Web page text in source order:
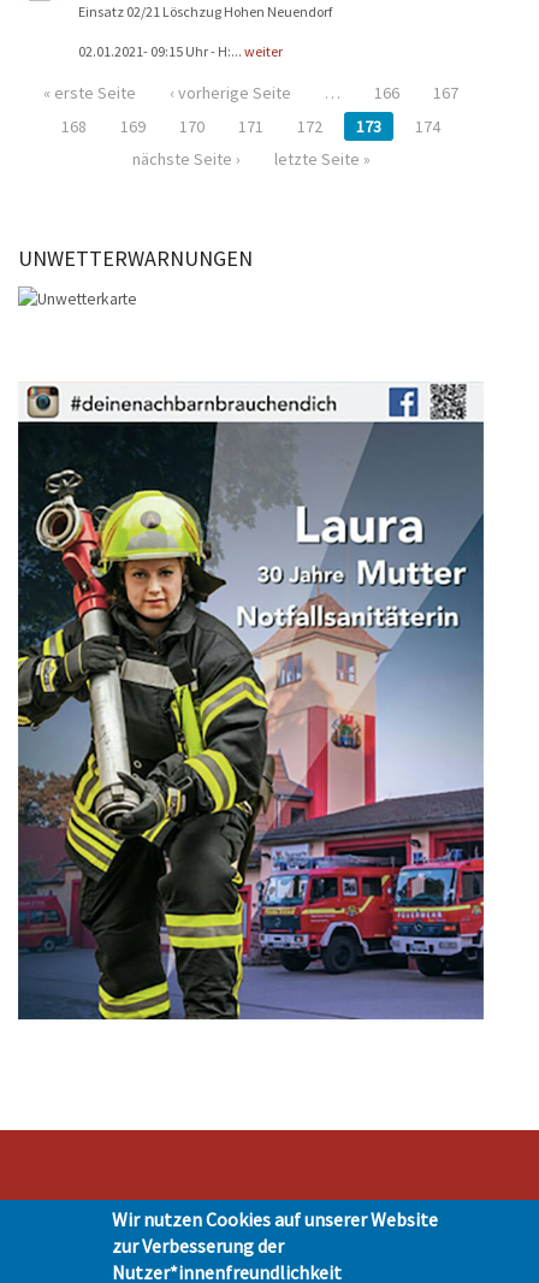
Einsatz 02/21 Löschzug Hohen Neuendorf
02.01.2021- 09:15 Uhr - H:... weiter
« erste Seite ‹ vorherige Seite … 166
167
168
169 170 171 172 173
174
nächste Seite ›
letzte Seite »
UNWETTERWARNUNGEN
Stadt Hohen Neuendorf • Oranienburger Str. 2 • 16540 Hohen Neuendorf •
Telefon 03303-528-0
Impressum|Presse|Datenschutz| © Hohen-Neuendorf.de, Alle Rechte
Wir nutzen Cookies auf unserer Website
zur Verbesserung der
Nutzer*innenfreundlichkeit